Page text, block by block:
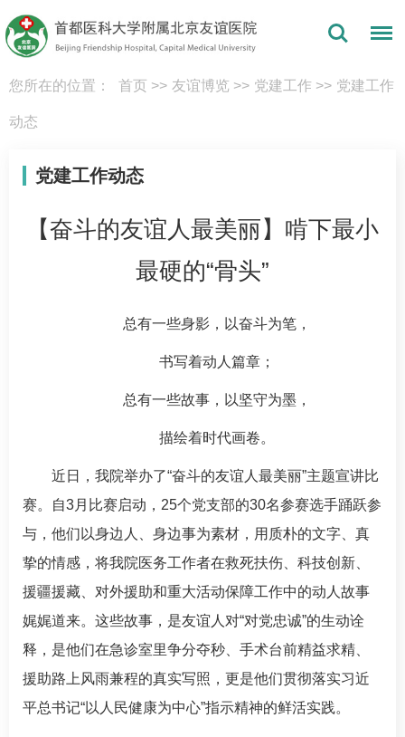
您所在的位置： 首页 >> 友谊博览 >> 党建工作 >> 党建工作
动态
党建工作动态
【奋斗的友谊人最美丽】啃下最小
最硬的“骨头”
总有一些身影，以奋斗为笔，
书写着动人篇章；
总有一些故事，以坚守为墨，
描绘着时代画卷。
近日，我院举办了“奋斗的友谊人最美丽”主题宣讲比
赛。自3月比赛启动，25个党支部的30名参赛选手踊跃参
与，他们以身边人、身边事为素材，用质朴的文字、真
挚的情感，将我院医务工作者在救死扶伤、科技创新、
援疆援藏、对外援助和重大活动保障工作中的动人故事
娓娓道来。这些故事，是友谊人对“对党忠诚”的生动诠
释，是他们在急诊室里争分夺秒、手术台前精益求精、
援助路上风雨兼程的真实写照，更是他们贯彻落实习近
平总书记“以人民健康为中心”指示精神的鲜活实践。